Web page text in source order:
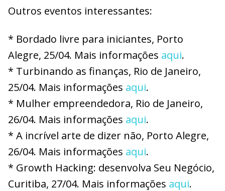
Outros eventos interessantes:
* Bordado livre para iniciantes, Porto
Alegre, 25/04. Mais informações aqui.
* Turbinando as finanças, Rio de Janeiro,
25/04. Mais informações aqui.
* Mulher empreendedora, Rio de Janeiro,
26/04. Mais informações aqui.
* A incrível arte de dizer não, Porto Alegre,
26/04. Mais informações aqui.
* Growth Hacking: desenvolva Seu Negócio,
Curitiba, 27/04. Mais informações aqui.